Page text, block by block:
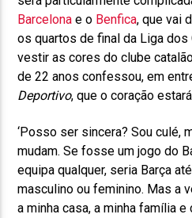
Barcelona e o Benfica, que vai
os quartos de final da Liga dos
vestir as cores do clube
de 22 anos confessou, em
Deportivo, que o coração
‘Posso ser sincera? Sou culé,
mudam. Se fosse um jogo do
equipa qualquer, seria Barça
masculino ou feminino. Mas a
a minha casa, a minha família